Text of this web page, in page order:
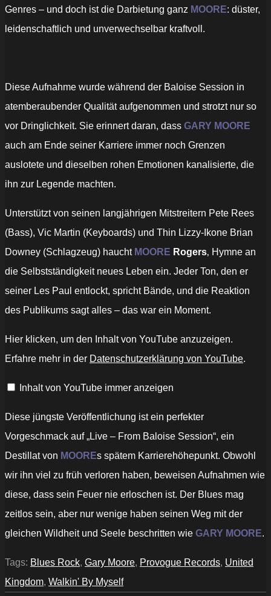
Genres – und doch ist die Darbietung ganz MOORE: düster,
leidenschaftlich und unverwechselbar kraftvoll.
Diese Aufnahme wurde während der Baloise Session in
atemberaubender Qualität aufgenommen und strotzt nur so
vor Dringlichkeit. Sie erinnert daran, dass GARY MOORE
auch am Ende seiner Karriere immer noch Grenzen
auslotete und dieselben rohen Emotionen kanalisierte, die
ihn zur Legende machten.
Unterstützt von seinen langjährigen Mitstreitern Pete Rees
(Bass), Vic Martin (Keyboards) und Thin Lizzy-Ikone Brian
Downey (Schlagzeug) haucht MOORE Rogers‚ Hymne an
die Selbstständigkeit neues Leben ein. Jeder Ton, den er
seiner Les Paul entlockt, spricht Bände, und die Reaktion
des Publikums sagt alles – das war ein Moment.
„Gary
Moore
Walking
(Official
YouTube
anzeigen
Hier klicken, um den Inhalt von YouTube anzuzeigen.
Erfahre mehr in der Datenschutzerklärung von YouTube.
Inhalt von YouTube immer anzeigen
Diese jüngste Veröffentlichung ist ein perfekter
Vorgeschmack auf „Live – From Baloise Session“, ein
Destillat von MOOREs spätem Karrierehöhepunkt. Obwohl
wir ihn viel zu früh verloren haben, beweisen Aufnahmen wie
diese, dass sein Feuer nie erloschen ist. Der Blues mag
zeitlos sein, aber nur wenige haben seinen Weg mit der
gleichen Wildheit und Seele beschritten wie GARY MOORE.
Tags: Blues Rock, Gary Moore, Provogue Records, United
Kingdom, Walkin' By Myself